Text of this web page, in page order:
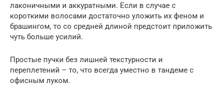
лаконичными и аккуратными. Если в случае с
короткими волосами достаточно уложить их феном и
брашингом, то со средней длиной предстоит приложить
чуть больше усилий.
Простые пучки без лишней текстурности и
переплетений – то, что всегда уместно в тандеме с
офисным луком.